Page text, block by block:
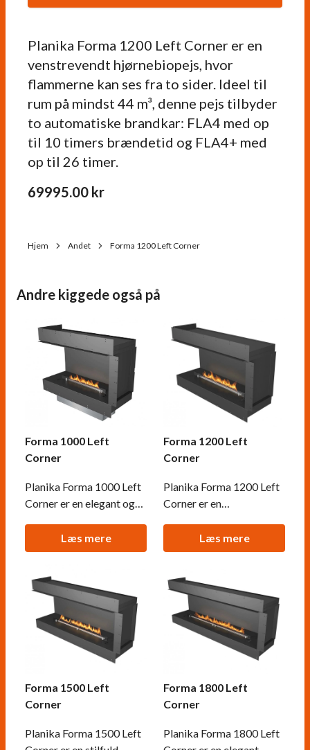
Planika Forma 1200 Left Corner er en
venstrevendt hjørnebiopejs, hvor
flammerne kan ses fra to sider. Ideel til
rum på mindst 44 m³, denne pejs tilbyder
to automatiske brandkar: FLA4 med op
til 10 timers brændetid og FLA4+ med
op til 26 timer.
69995.00 kr
Hjem Andet Forma 1200 Left Corner
Andre kiggede også på
Forma 1000 Left
Corner
Planika Forma 1000 Left
Corner er en elegant og
indbygning i et
venstrevendt hjørne, hvor
to sider. Med valget
mellem FLA4 brandkar
med op til 9 timers
brændetid og FLA4+
brandkar med op til 29
Læs mere
Forma 1200 Left
Corner
Planika Forma 1200 Left
Corner er en
hjørnebiopejs, hvor
flammerne kan ses fra to
mindst 44 m³, denne pejs
tilbyder to automatiske
brandkar: FLA4 med op
til 10 timers brændetid
og FLA4+ med op til 26
Læs mere
Forma 1500 Left
Corner
Planika Forma 1500 Left
Forma 1800 Left
Corner
Planika Forma 1800 Left